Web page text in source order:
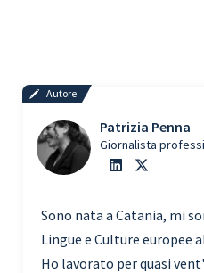
Autore
Patrizia Penna
Giornalista
Sono nata a Catania, mi
Lingue e Culture europee
Ho lavorato per quasi